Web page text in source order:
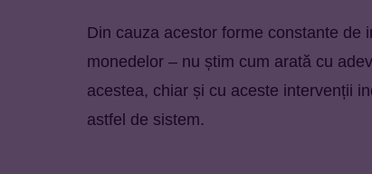
Din cauza acestor forme constante de
monedelor – nu știm cum arată cu
acestea, chiar și cu aceste intervenții
astfel de sistem.